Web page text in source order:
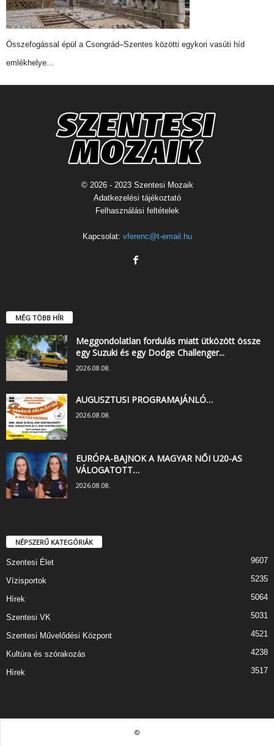
Összefogással épül a Csongrád–Szentes közötti egykori vasúti híd
emlékhelye…
© 2026 - 2023 Szentesi Mozaik
Adatkezelési tájékoztató
Felhasználási feltételek
Kapcsolat: vferenc@t-email.hu
MÉG TÖBB HÍR
Meggondolatlan fordulás miatt ütközött össze
egy Suzuki és egy Dodge Challenger...
2026.08.08.
AUGUSZTUSI PROGRAMAJÁNLÓ…
2026.08.08.
EURÓPA-BAJNOK A MAGYAR NŐI U20-AS
VÁLOGATOTT…
2026.08.08.
NÉPSZERŰ KATEGÓRIÁK
Szentesi Élet 9607
Vízisportok 5235
Hírek 5064
Szentesi VK 5031
Szentesi Művelődési Központ 4521
Kultúra és szórakozás 4238
Hírek 3517
©